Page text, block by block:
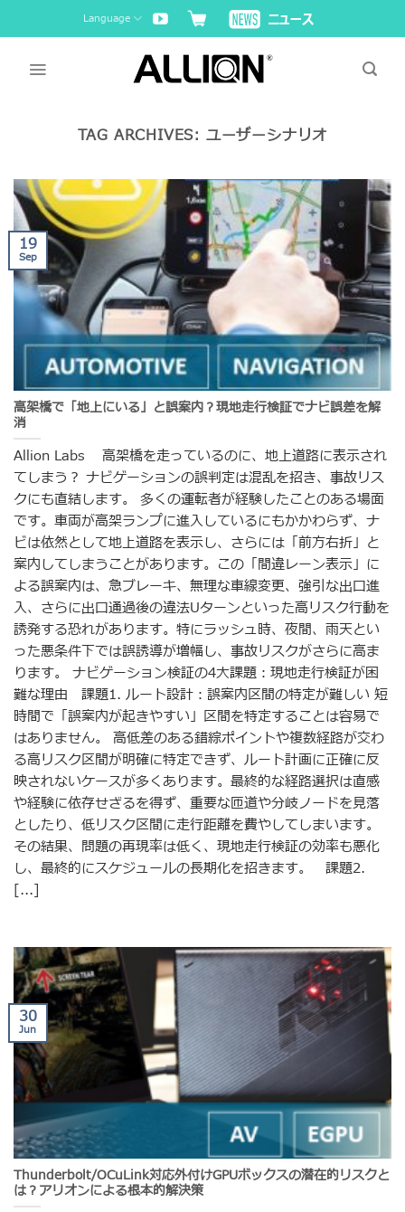
to
Language
TAG ARCHIVES: ユーザーシナリオ
高架橋で「地上にいる」と誤案内？現地走行検証でナビ誤差を解
消
Allion Labs 高架橋を走っているのに、地上道路に表示され
てしまう？ ナビゲーションの誤判定は混乱を招き、事故リス
クにも直結します。 多くの運転者が経験したことのある場面
です。車両が高架ランプに進入しているにもかかわらず、ナ
ビは依然として地上道路を表示し、さらには「前方右折」と
案内してしまうことがあります。この「間違レーン表示」に
よる誤案内は、急ブレーキ、無理な車線変更、強引な出口進
入、さらに出口通過後の違法Uターンといった高リスク行動を
誘発する恐れがあります。特にラッシュ時、夜間、雨天とい
った悪条件下では誤誘導が増幅し、事故リスクがさらに高ま
ります。 ナビゲーション検証の4大課題：現地走行検証が困
難な理由 課題1. ルート設計：誤案内区間の特定が難しい 短
時間で「誤案内が起きやすい」区間を特定することは容易で
はありません。 高低差のある錯綜ポイントや複数経路が交わ
る高リスク区間が明確に特定できず、ルート計画に正確に反
映されないケースが多くあります。最終的な経路選択は直感
や経験に依存せざるを得ず、重要な匝道や分岐ノードを見落
としたり、低リスク区間に走行距離を費やしてしまいます。
その結果、問題の再現率は低く、現地走行検証の効率も悪化
し、最終的にスケジュールの長期化を招きます。 課題2.
[...]
19
Sep
Thunderbolt/OCuLink対応外付けGPUボックスの潜在的リスクと
は？アリオンによる根本的解決策
30
Jun